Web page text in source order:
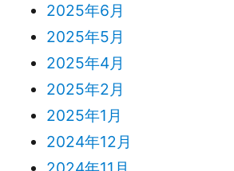
2025年6月
2025年5月
2025年4月
2025年2月
2025年1月
2024年12月